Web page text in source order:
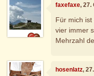
faxefaxe, 27.
Für mich
vier immer
Mehrzahl
hosenlatz,